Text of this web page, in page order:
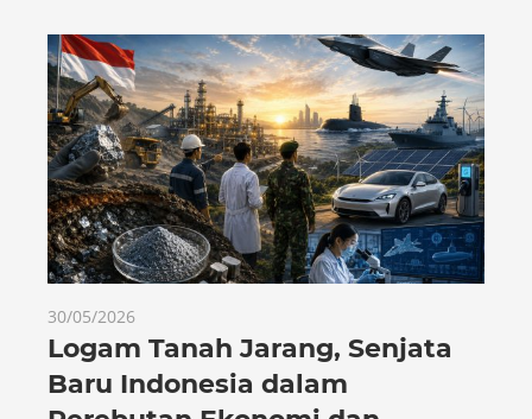
30/05/2026
Logam Tanah Jarang, Senjata
Baru Indonesia dalam